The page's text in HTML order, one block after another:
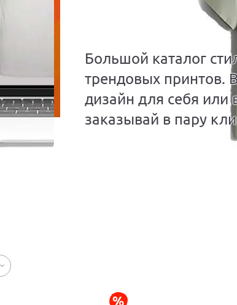
Большой каталог
трендовых принтов.
дизайн для себя или
заказывай в пару